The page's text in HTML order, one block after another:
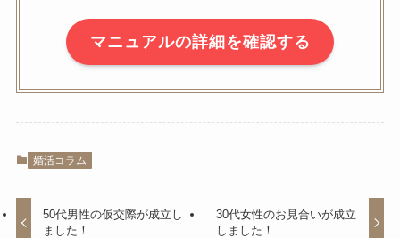
マニュアルの詳細を確認する
婚活コラム
50代男性の仮交際が成立し
ました！
30代女性のお見合いが成立
しました！